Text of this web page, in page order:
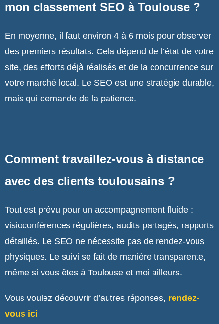
mon classement SEO à Toulouse ?
En moyenne, il faut environ 4 à 6 mois pour observer
des premiers résultats. Cela dépend de l’état de votre
site, des efforts déjà réalisés et de la concurrence sur
votre marché local. Le SEO est une stratégie durable,
mais qui demande de la patience.
Comment travaillez-vous à distance
avec des clients toulousains ?
Tout est prévu pour un accompagnement fluide :
visioconférences régulières, audits partagés, rapports
détaillés. Le SEO ne nécessite pas de rendez-vous
physiques. Le suivi se fait de manière transparente,
même si vous êtes à Toulouse et moi ailleurs.
Vous voulez découvrir d’autres réponses, rendez-
vous ici